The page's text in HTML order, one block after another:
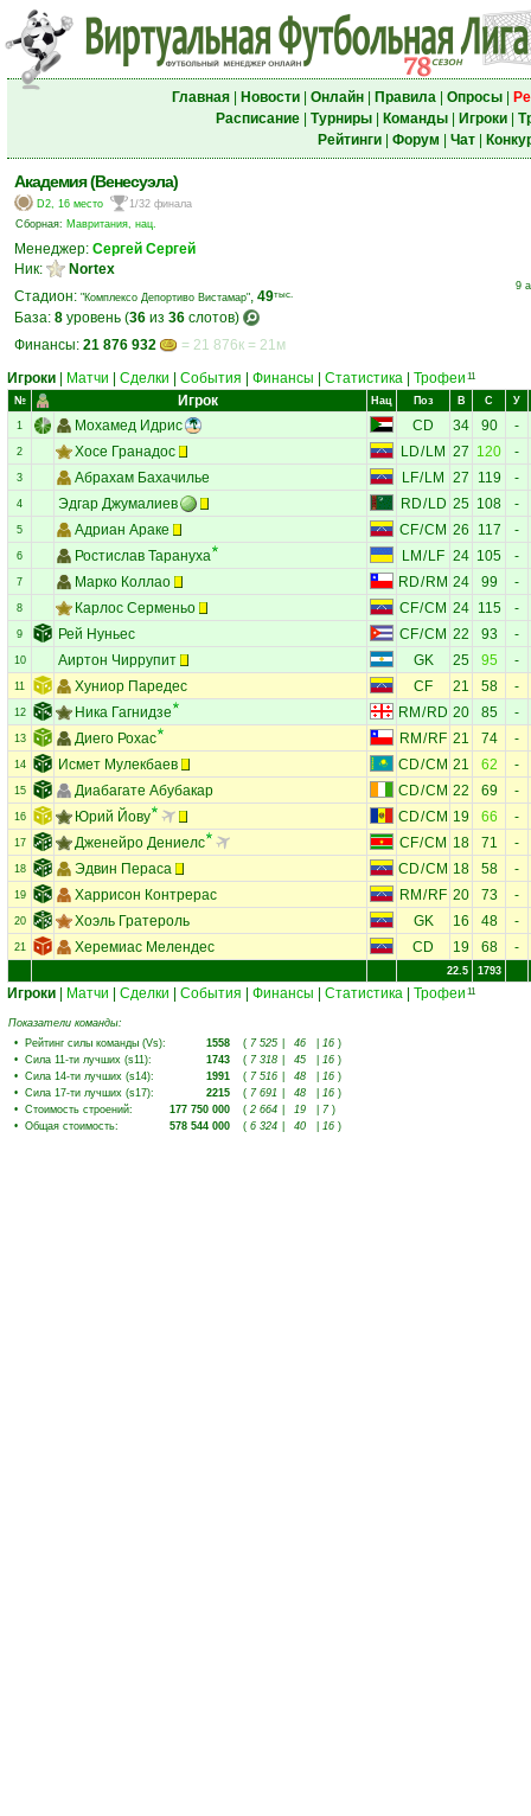
Главная| Новости| Онлайн| Правила| Опросы|
Расписание| Турниры| Команды| Игроки|
Рейтинги| Форум Чат|
Академия (Венесуэла)
D2, 16 место
1/32 финала
Сборная: Мавритания, нац.
Менеджер: Сергей Сергей
Ник:
Nortex
Стадион: "Комплексо Депортиво Вистамар", 49тыс.
База: 8 уровень (36 из 36 слотов)
Финансы: 21 876 932 = 21 876к = 21м
9
Игроки Матчи Сделки События Финансы Статистика Трофеи 11
№ Игрок Нац Поз В С У
1 Мохамед Идрис CD 34 90 -
2 Хосе Гранадос LD/ LM 27 120 -
3 Абрахам Бахачилье LF/ LM 27 119 -
4 Эдгар Джумалиев RD/LD 25 108 -
5 Адриан Араке CF/CM 26 117 -
6 Ростислав Тарануха LM / LF 24 105 -
7 Марко Коллао RD/ RM 24 99 -
8 Карлос Серменьо CF/CM 24 115 -
9 Рей Нуньес CF/CM 22 93 -
10 Аиртон Чиррупит GK 25 95 -
11 Хуниор Паредес CF 21 58 -
12 Ника Гагнидзе RM / RD 20 85 -
13 Диего Рохас RM / RF 21 74 -
14 Исмет Мулекбаев CD/CM 21 62 -
15 Диабагате Абубакар CD/CM 22 69 -
16 Юрий Йову CD/CM 19 66 -
17 Дженейро Дениелс CF/CM 18 71 -
18 Эдвин Пераса CD/CM 18 58 -
19 Харрисон Контрерас RM / RF 20 73 -
20 Хоэль Гратероль GK 16 48 -
21 Херемиас Мелендес CD 19 68 -
22.5 1793
Игроки Матчи Сделки События Финансы Статистика Трофеи 11
Показатели команды:
• Рейтинг силы команды (Vs): 1558 ( 7 525 46 16 )
• Сила 11-ти лучших (s11): 1743 ( 7 318 45 16 )
• Сила 14-ти лучших (s14): 1991 ( 7 516 48 16 )
• Сила 17-ти лучших (s17): 2215 ( 7 691 48 16 )
• Стоимость строений: 177 750 000 ( 2 664 19 7 )
• Общая стоимость: 578 544 000 ( 6 324 40 16 )